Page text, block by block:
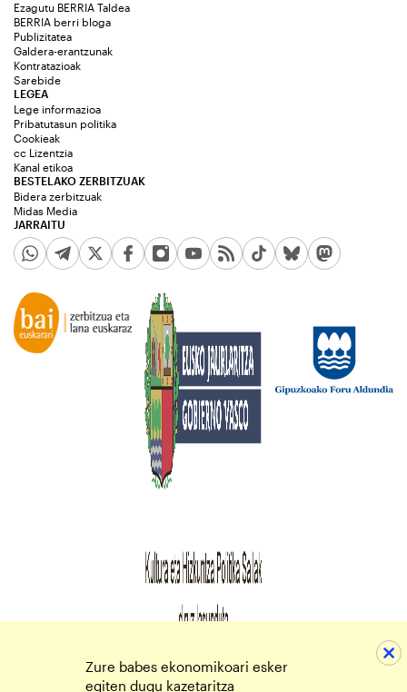
Ezagutu BERRIA Taldea
BERRIA berri bloga
Publizitatea
Galdera-erantzunak
Kontratazioak
Sarebide
JARRAITU
LEGEA
Lege informazioa
Pribatutasun politika
Cookieak
cc Lizentzia
Kanal etikoa
BESTELAKO ZERBITZUAK
Bidera zerbitzuak
Midas Media
Zure babes ekonomikoari esker
egiten dugu kazetaritza